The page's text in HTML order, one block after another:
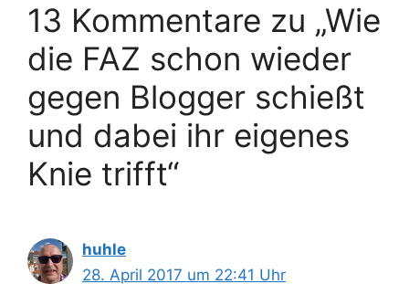
13 Kommentare zu „Wie
die FAZ schon wieder
gegen Blogger schießt
und dabei ihr eigenes
Knie trifft“
huhle
28. April 2017 um 22:41 Uhr